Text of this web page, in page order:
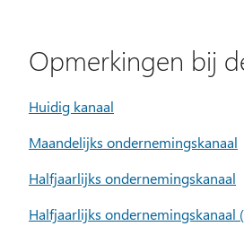
Opmerkingen bij
Huidig kanaal
Maandelijks ondernemingskanaal
Halfjaarlijks ondernemingskanaal
Halfjaarlijks ondernemingskanaal